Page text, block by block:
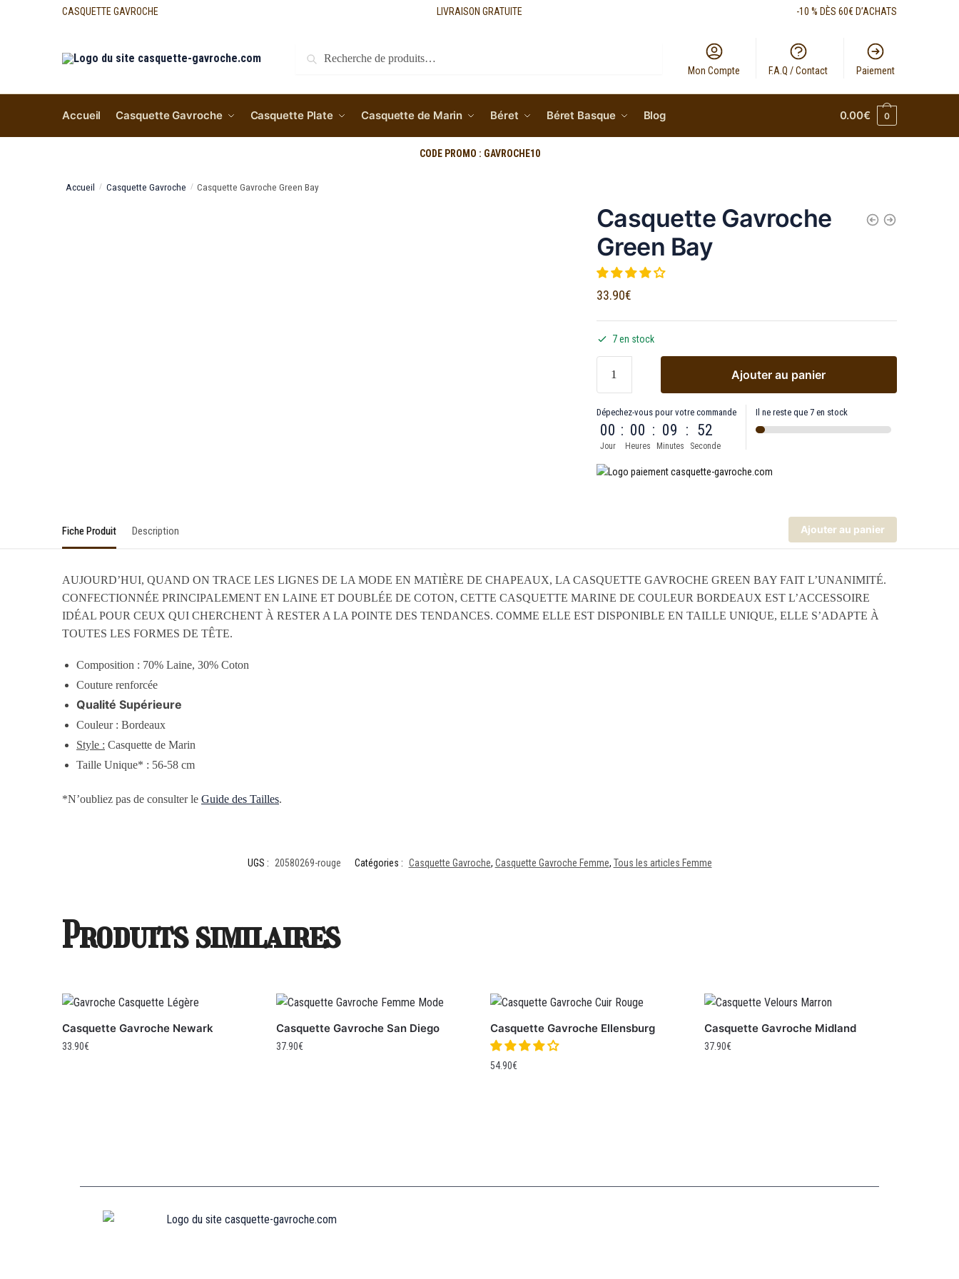
CASQUETTE GAVROCHE LIVRAISON GRATUITE -10 % DÈS 60€ D’ACHATS
Recherche
Mon Compte F.A.Q / Contact Paiement
Accueil Casquette Gavroche Casquette Plate Casquette de Marin Béret Béret Basque Blog 0.00€ 0
CODE PROMO : GAVROCHE10
Accueil / Casquette Gavroche / Casquette Gavroche Green Bay
Casquette Gavroche
Green Bay
33.90€
7 en stock
Ajouter au panier
Dépechez-vous pour votre commande
00
Jour
: 00
Heures
: 09
Minutes
: 52
Seconde
Il ne reste que 7 en stock
Fiche Produit Description Ajouter au panier
AUJOURD’HUI, QUAND ON TRACE LES LIGNES DE LA MODE EN MATIÈRE DE CHAPEAUX, LA CASQUETTE GAVROCHE GREEN BAY FAIT L’UNANIMITÉ.
CONFECTIONNÉE PRINCIPALEMENT EN LAINE ET DOUBLÉE DE COTON, CETTE CASQUETTE MARINE DE COULEUR BORDEAUX EST L’ACCESSOIRE
IDÉAL POUR CEUX QUI CHERCHENT À RESTER A LA POINTE DES TENDANCES. COMME ELLE EST DISPONIBLE EN TAILLE UNIQUE, ELLE S’ADAPTE À
TOUTES LES FORMES DE TÊTE.
Composition : 70% Laine, 30% Coton
Couture renforcée
Qualité Supérieure
Couleur : Bordeaux
Style : Casquette de Marin
Taille Unique* : 56-58 cm
*N’oubliez pas de consulter leGuide des Tailles.
UGS : 20580269-rouge Catégories : Casquette Gavroche, Casquette Gavroche Femme, Tous les articles Femme
Produits similaires
Casquette Gavroche Newark
33.90€
Casquette Gavroche San Diego
37.90€
Casquette Gavroche Ellensburg
54.90€
Casquette Gavroche Midland
37.90€